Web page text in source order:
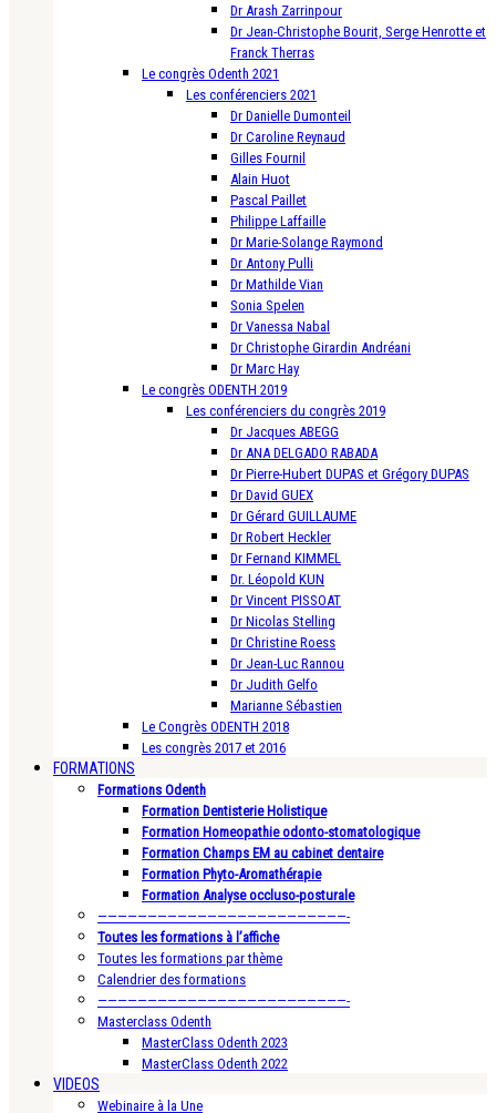
Dr Arash Zarrinpour
Dr Jean-Christophe Bourit, Serge Henrotte et
Franck Therras
Le congrès Odenth 2021
Les conférenciers 2021
Dr Danielle Dumonteil
Dr Caroline Reynaud
Gilles Fournil
Alain Huot
Pascal Paillet
Philippe Laffaille
Dr Marie-Solange Raymond
Dr Antony Pulli
Dr Mathilde Vian
Sonia Spelen
Dr Vanessa Nabal
Dr Christophe Girardin Andréani
Dr Marc Hay
Le congrès ODENTH 2019
Les conférenciers du congrès 2019
Dr Jacques ABEGG
Dr ANA DELGADO RABADA
Dr Pierre-Hubert DUPAS et Grégory DUPAS
Dr David GUEX
Dr Gérard GUILLAUME
Dr Robert Heckler
Dr Fernand KIMMEL
Dr. Léopold KUN
Dr Vincent PISSOAT
Dr Nicolas Stelling
Dr Christine Roess
Dr Jean-Luc Rannou
Dr Judith Gelfo
Marianne Sébastien
Le Congrès ODENTH 2018
Les congrès 2017 et 2016
FORMATIONS
Formations Odenth
Formation Dentisterie Holistique
Formation Homeopathie odonto-stomatologique
Formation Champs EM au cabinet dentaire
Formation Phyto-Aromathérapie
Formation Analyse occluso-posturale
—————————————————————————-
Toutes les formations à l’affiche
Toutes les formations par thème
Calendrier des formations
—————————————————————————-
Masterclass Odenth
MasterClass Odenth 2023
MasterClass Odenth 2022
VIDEOS
Webinaire à la Une